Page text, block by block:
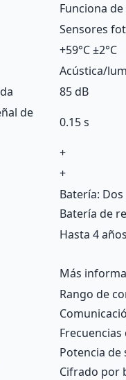
Funciona
Sensores
+59°С ±2°С
Acústica/
85 dB
de
0.15 s
+
+
Batería: Dos
Batería de
Hasta 4 años
Más
Rango de
Potencia
Cifrado por